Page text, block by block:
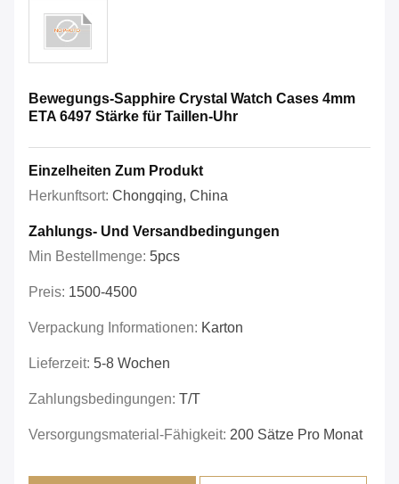
Bewegungs-Sapphire Crystal Watch Cases 4mm
ETA 6497 Stärke für Taillen-Uhr
Einzelheiten Zum Produkt
Herkunftsort: Chongqing, China
Zahlungs- Und Versandbedingungen
Min Bestellmenge: 5pcs
Preis: 1500-4500
Verpackung Informationen: Karton
Lieferzeit: 5-8 Wochen
Zahlungsbedingungen: T/T
Versorgungsmaterial-Fähigkeit: 200 Sätze Pro Monat